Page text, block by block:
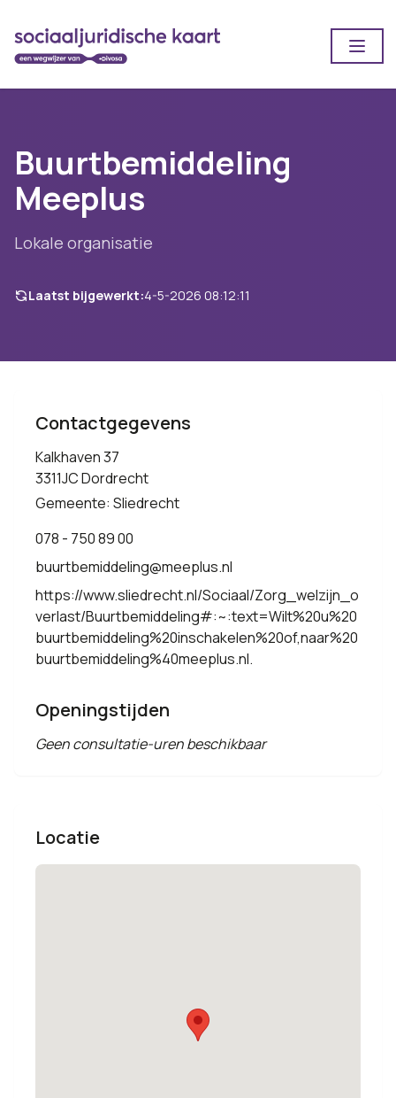
Buurtbemiddeling
Meeplus
Lokale organisatie
Laatst bijgewerkt:4-5-2026 08:12:11
Contactgegevens
Kalkhaven 37
3311JC Dordrecht
Gemeente: Sliedrecht
078 - 750 89 00
buurtbemiddeling@meeplus.nl
https://www.sliedrecht.nl/Sociaal/Zorg_welzijn_o
verlast/Buurtbemiddeling#:~:text=Wilt%20u%20
buurtbemiddeling%20inschakelen%20of,naar%20
buurtbemiddeling%40meeplus.nl.
Openingstijden
Geen consultatie-uren beschikbaar
Locatie